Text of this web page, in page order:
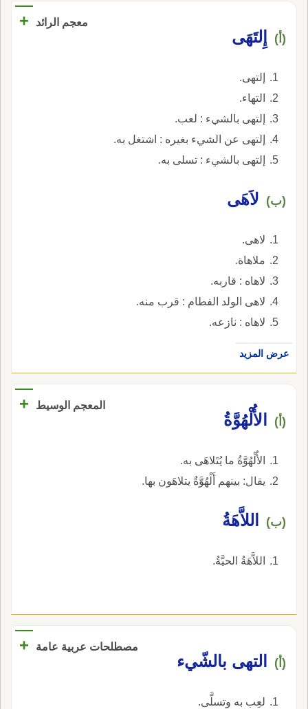
معجم الرائد +
(أ) إِلتَهَى
إلتهى.
التهاء.
إلتهى بالشيء : لعب.
إلتهى عن الشيء بغيره : اشتغل به.
إلتهى بالشيء : تسلى به.
(ب) لاَهَى
لاهى.
ملاهاة.
لاهاه : قاربه.
لاهى الولد الفطام : قرب منه.
لاهاه : نازعه.
عرض المزيد
المعجم الوسيط +
(أ) الأُلْهُوَّةُ
الأُلْهُوَّةُ ما يُتَلاهَى به.
يقال: بينهم أَلْهُوَّةٌ يتلاهَون بها.
(ب) اللاَّهَةُ
اللاَّهَةُ الحيَّةُ.
مصطلحات عربية عامة +
(أ) التهى بالشّيء
لعِب به وتسلَّى.